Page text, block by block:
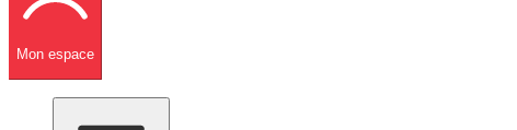
Mon espace